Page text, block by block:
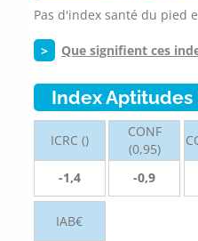
Pas d'index santé du pied
> Que signifient ces
Index Aptitudes
ICRC ()
-1,4
CONF
(0,95)
-0,9
IAB€